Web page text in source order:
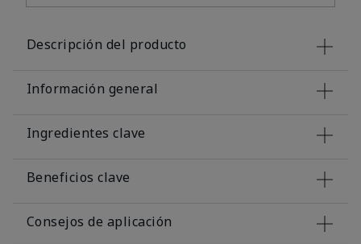
Descripción del producto
Información general
Ingredientes clave
Beneficios clave
Consejos de aplicación